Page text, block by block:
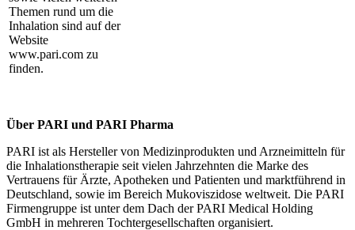
Themen rund um die
Inhalation sind auf der
Website
www.pari.com zu
finden.
Über PARI und PARI Pharma
PARI ist als Hersteller von Medizinprodukten und Arzneimitteln für
die Inhalationstherapie seit vielen Jahrzehnten die Marke des
Vertrauens für Ärzte, Apotheken und Patienten und marktführend in
Deutschland, sowie im Bereich Mukoviszidose weltweit. Die PARI
Firmengruppe ist unter dem Dach der PARI Medical Holding
GmbH in mehreren Tochtergesellschaften organisiert.